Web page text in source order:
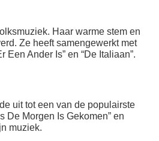
Haar warme stem en
Ze heeft samengewerkt met
Ander Is” en “De Italiaan”.
uit tot een van de populairste
De Morgen Is Gekomen” en
muziek.